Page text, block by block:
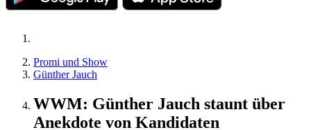
Promi und Show
Günther Jauch
WWM: Günther Jauch staunt über
Anekdote von Kandidaten